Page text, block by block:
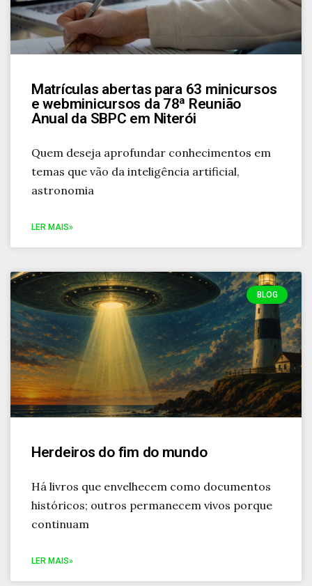
Matrículas abertas para 63 minicursos
e webminicursos da 78ª Reunião
Anual da SBPC em Niterói
Quem deseja aprofundar conhecimentos em
temas que vão da inteligência artificial,
astronomia
LER MAIS»
BLOG
Herdeiros do fim do mundo
Há livros que envelhecem como documentos
históricos; outros permanecem vivos porque
continuam
LER MAIS»